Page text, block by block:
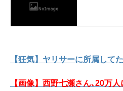
【狂気】ヤリサーに所属して
【画像】西野七瀬さん､20万